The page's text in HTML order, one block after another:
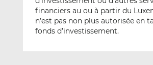
financiers au ou à partir du
n’est pas non plus autorisée en
fonds d’investissement.